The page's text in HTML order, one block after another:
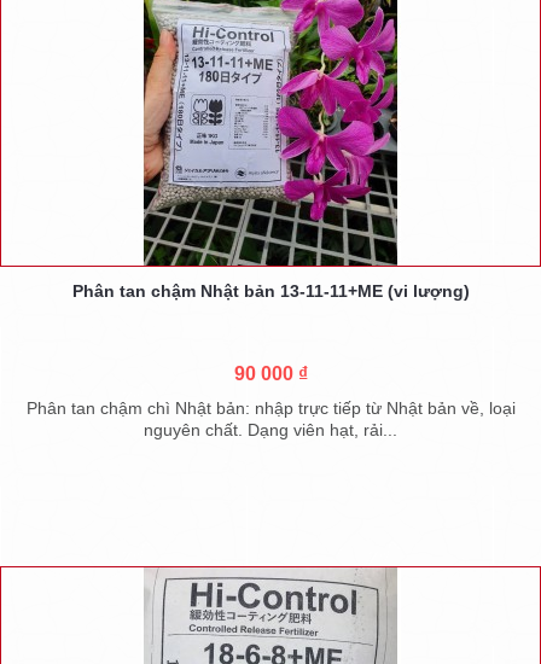
Phân tan chậm Nhật bản 13-11-11+ME (vi lượng)
90 000 ₫
Phân tan chậm chì Nhật bản: nhập trực tiếp từ Nhật bản về, loại
nguyên chất. Dạng viên hạt, rải...